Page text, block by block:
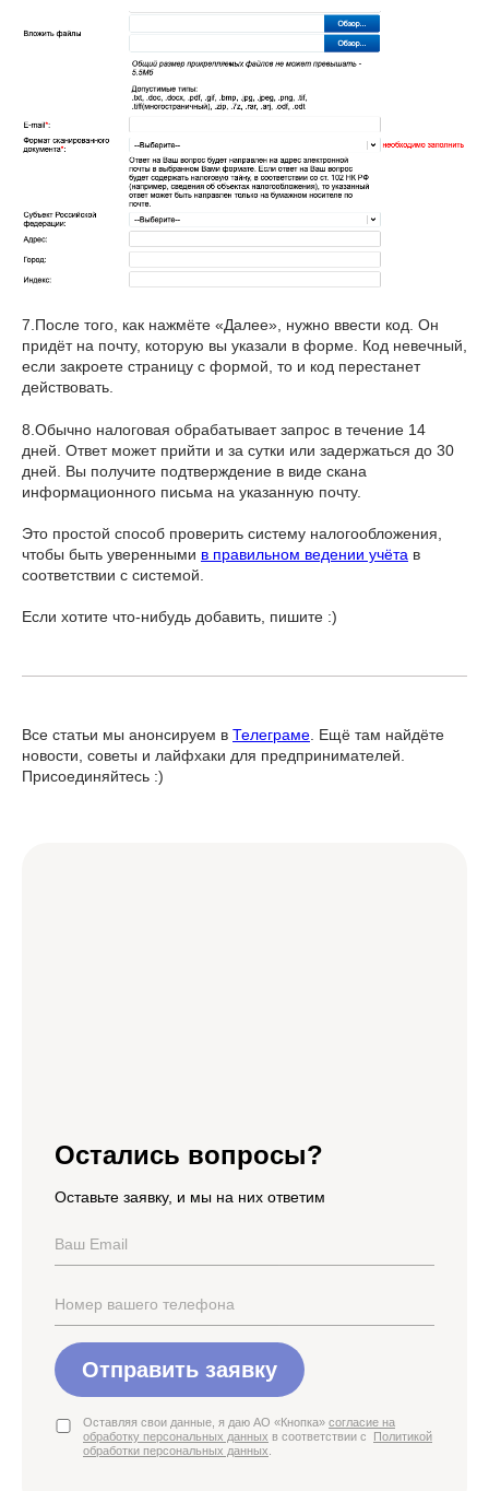
7.После того, как нажмёте «Далее», нужно ввести код. Он
придёт на почту, которую вы указали в форме. Код невечный,
если закроете страницу с формой, то и код перестанет
действовать.
8.Обычно налоговая обрабатывает запрос в течение 14
дней. Ответ может прийти и за сутки или задержаться до 30
дней. Вы получите подтверждение в виде скана
информационного письма на указанную почту.
Это простой способ проверить систему налогообложения,
чтобы быть уверенными в правильном ведении учёта в
соответствии с системой.
Если хотите что-нибудь добавить, пишите :)
Все статьи мы анонсируем в Телеграме. Ещё там найдёте
новости, советы и лайфхаки для предпринимателей.
Присоединяйтесь :)
Остались вопросы?
Оставьте заявку, и мы на них ответим
Отправить заявку
Оставляя свои данные, я даю АО «Кнопка» согласие на
обработку персональных данных в соответствии с
Политикой
обработки персональных данных